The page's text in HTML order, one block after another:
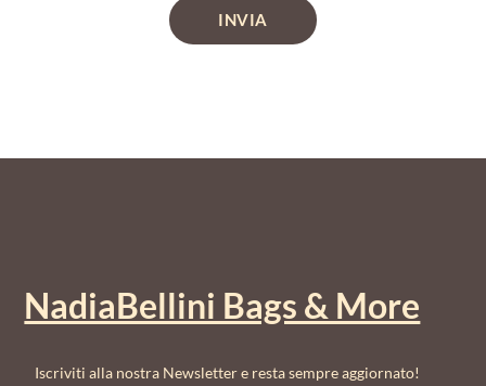
INVIA
NadiaBellini Bags & More
Iscriviti alla nostra Newsletter e resta sempre aggiornato!